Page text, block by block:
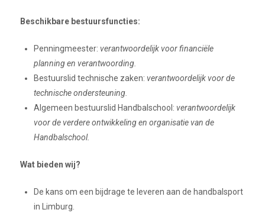
Beschikbare bestuursfuncties:
Penningmeester: verantwoordelijk voor financiële
planning en verantwoording.
Bestuurslid technische zaken: verantwoordelijk voor de
technische ondersteuning.
Algemeen bestuurslid Handbalschool: verantwoordelijk
voor de verdere ontwikkeling en organisatie van de
Handbalschool.
Wat bieden wij?
De kans om een bijdrage te leveren aan de handbalsport
in Limburg.